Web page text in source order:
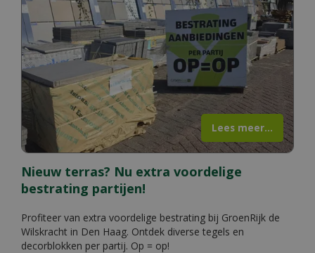
Nieuw terras? Nu extra voordelige
bestrating partijen!
Profiteer van extra voordelige bestrating bij GroenRijk de
Wilskracht in Den Haag. Ontdek diverse tegels en
decorblokken per partij. Op = op!
Lees meer...